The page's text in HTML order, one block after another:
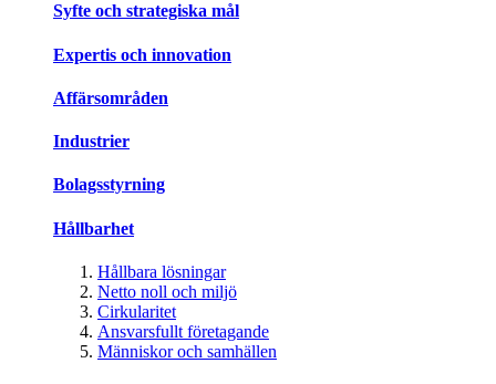
Syfte och strategiska mål
Expertis och innovation
Affärsområden
Industrier
Bolagsstyrning
Hållbarhet
Hållbara lösningar
Netto noll och miljö
Cirkularitet
Ansvarsfullt företagande
Människor och samhällen